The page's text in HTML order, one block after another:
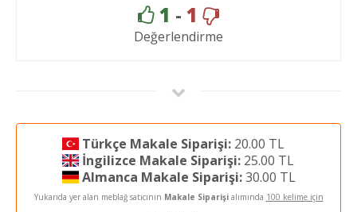
1 - 1
Değerlendirme
Türkçe Makale Siparişi:20.00 TL
İngilizce Makale Siparişi:25.00 TL
Almanca Makale Siparişi:30.00 TL
Yukarıda yer alan meblağ satıcının Makale Siparişialımında 100 kelime için